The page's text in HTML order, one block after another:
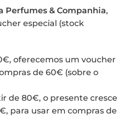
Perfumes & Companhia,
especial (stock
oferecemos um voucher
de 60€ (sobre o
de 80€, o presente cresce
para usar em compras de